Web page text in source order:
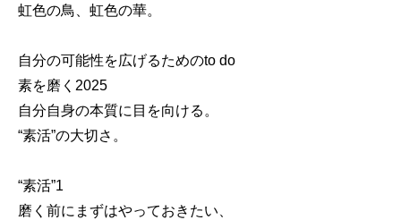
虹色の鳥、虹色の華。
自分の可能性を広げるためのto do
素を磨く2025
自分自身の本質に目を向ける。
“素活”の大切さ。
“素活”1
磨く前にまずはやっておきたい、